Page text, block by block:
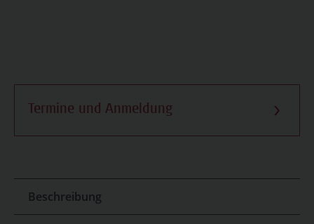
Termine und Anmeldung
Beschreibung